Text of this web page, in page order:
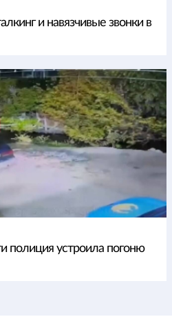
и навязчивые звонки в
полиция устроила погоню